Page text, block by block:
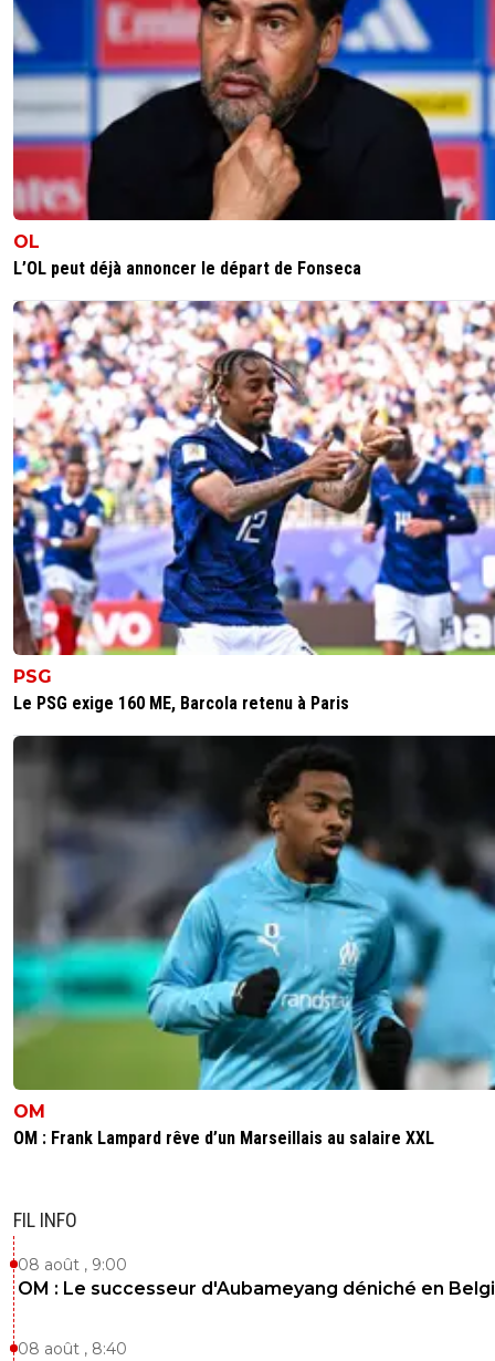
OL
L’OL peut déjà annoncer le départ de Fonseca
PSG
Le PSG exige 160 ME, Barcola retenu à Paris
OM
OM : Frank Lampard rêve d’un Marseillais au salaire XXL
FIL INFO
08 août , 9:00
OM : Le successeur d'Aubameyang déniché en
08 août , 8:40